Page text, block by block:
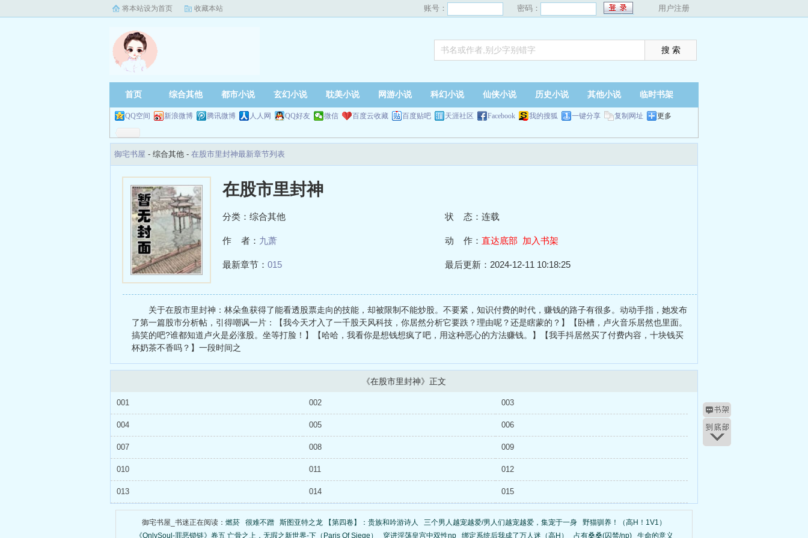
将本站设为首页 收藏本站 账号： 密码： 用户注册
首页 综合其他 都市小说 玄幻小说 耽美小说 网游小说 科幻小说 仙侠小说 历史小说 其他小说 临时书架
QQ空间 新浪微博 腾讯微博 人人网 QQ好友 微信 百度云收藏 百度贴吧 天涯社区 Facebook 我的搜狐 一键分享 复制网址 更多
御宅书屋 - 综合其他 - 在股市里封神最新章节列表
在股市里封神
分类：综合其他 状 态：连载
作 者： 九萧 动 作： 直达底部 加入书架
最新章节： 015 最后更新：2024-12-11 10:18:25
关于在股市里封神：林朵鱼获得了能看透股票走向的技能，却被限制不能炒股。不要紧，知识付费的时代，赚钱的路子有很多。动动手指，她发布
了第一篇股市分析帖，引得嘲讽一片：【我今天才入了一千股天风科技，你居然分析它要跌？理由呢？还是瞎蒙的？】【卧槽，卢火音乐居然也里面。
搞笑的吧?谁都知道卢火是必涨股。坐等打脸！】【哈哈，我看你是想钱想疯了吧，用这种恶心的方法赚钱。】【我手抖居然买了付费内容，十块钱买
杯奶茶不香吗？】一段时间之
《在股市里封神》正文
001 002 003
004 005 006
007 008 009
010 011 012
013 014 015
御宅书屋_书迷正在阅读： 燃菸 很难不蹭 斯图亚特之龙 【第四卷】：贵族和吟游诗人 三个男人越宠越爱/男人们越宠越爱，集宠于一身
野猫驯养！（高H！1V1）
《OnlySoul-罪恶锁链》卷五 亡骨之上，无瑕之新世界-下（Paris Of Siege）
穿进淫荡皇宫中双性np 绑定系统后我成了万人迷（高H） 占有桑桑(囚禁/np) 生命的意义